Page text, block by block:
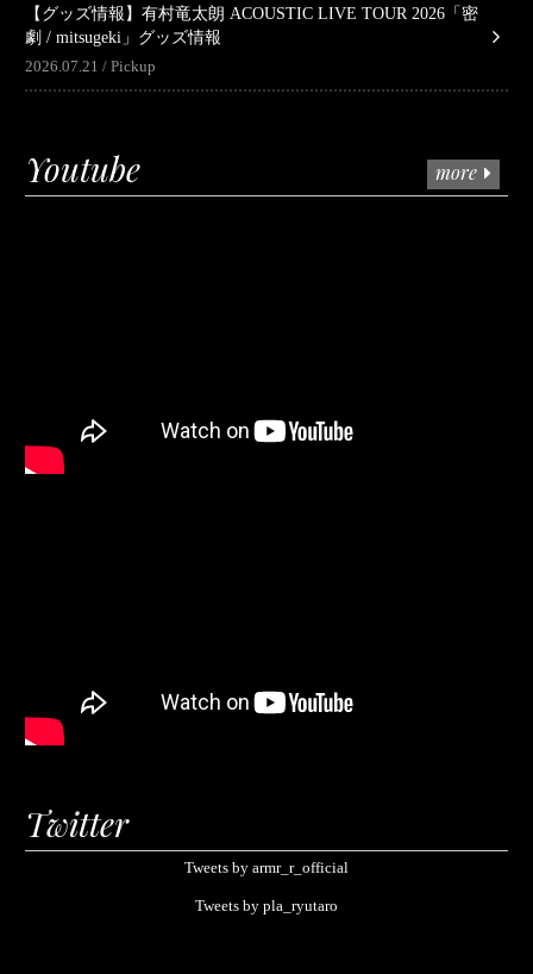
【グッズ情報】有村竜太朗 ACOUSTIC LIVE TOUR 2026「密
劇 / mitsugeki」グッズ情報
2026.07.21
Pickup
Youtube more
Twitter
Tweets by armr_r_official
Tweets by pla_ryutaro